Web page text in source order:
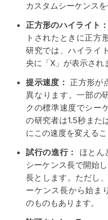
カスタムシーケンスを
正方形のハイライト：
トされたときに正方
研究では、ハイライ
央に「X」が表示され
提示速度： 正方形が
異なります。一部の
クの標準速度でシー
の研究者は1.5秒また
にこの速度を変えるこ
試行の進行：
ほとん
シーケンス長で開始
長とします。ただし
ーケンス長から始ま
のものもあります。